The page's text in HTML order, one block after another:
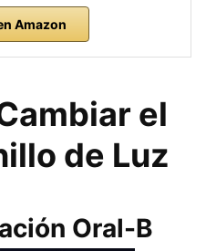
Amazon
el
de Luz
Oral-B